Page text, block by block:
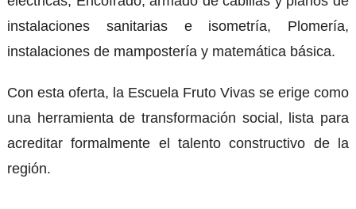
instalaciones sanitarias e isometría, Plomería,
instalaciones de mampostería y matemática básica.
Con esta oferta, la Escuela Fruto Vivas se erige como
una herramienta de transformación social, lista para
acreditar formalmente el talento constructivo de la
región.